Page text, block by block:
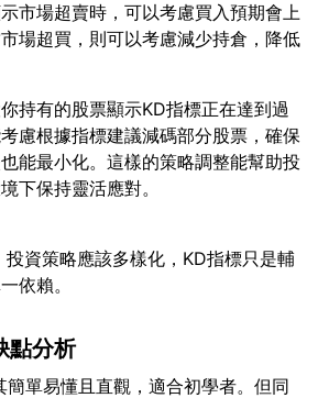
市場超賣時，可以考慮買入預期會上
場超買，則可以考慮減少持倉，降低
持有的股票顯示KD指標正在達到過
慮根據指標建議減碼部分股票，確保
能最小化。這樣的策略調整能幫助投
資策略應該多樣化，KD指標只是輔
點分析
簡單易懂且直觀，適合初學者。但同